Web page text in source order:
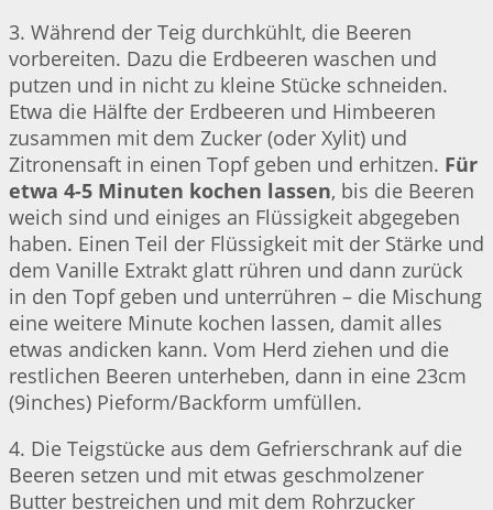
3. Während der Teig durchkühlt, die Beeren
vorbereiten. Dazu die Erdbeeren waschen und
putzen und in nicht zu kleine Stücke schneiden.
Etwa die Hälfte der Erdbeeren und Himbeeren
zusammen mit dem Zucker (oder Xylit) und
Zitronensaft in einen Topf geben und erhitzen. Für
etwa 4-5 Minuten kochen lassen, bis die Beeren
weich sind und einiges an Flüssigkeit abgegeben
haben. Einen Teil der Flüssigkeit mit der Stärke und
dem Vanille Extrakt glatt rühren und dann zurück
in den Topf geben und unterrühren – die Mischung
eine weitere Minute kochen lassen, damit alles
etwas andicken kann. Vom Herd ziehen und die
restlichen Beeren unterheben, dann in eine 23cm
(9inches) Pieform/Backform umfüllen.
4. Die Teigstücke aus dem Gefrierschrank auf die
Beeren setzen und mit etwas geschmolzener
Butter bestreichen und mit dem Rohrzucker